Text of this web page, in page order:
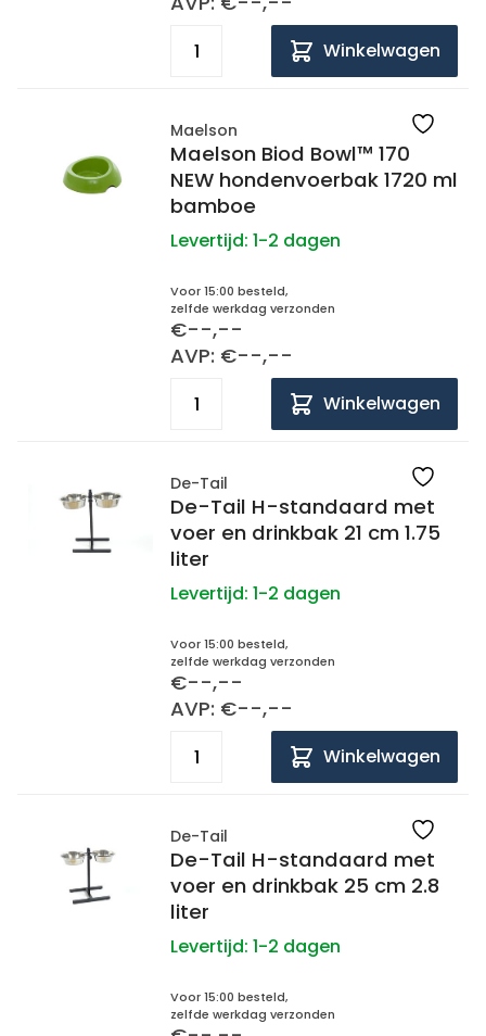
Winkelwagen
Maelson
Maelson Biod Bowl™ 170
NEW hondenvoerbak 1720 ml
bamboe
Levertijd: 1-2 dagen
Voor 15:00 besteld,
zelfde werkdag verzonden
€--,--
AVP: €--,--
Winkelwagen
De-Tail
De-Tail H-standaard met
voer en drinkbak 21 cm 1.75
liter
Levertijd: 1-2 dagen
Voor 15:00 besteld,
zelfde werkdag verzonden
€--,--
AVP: €--,--
Winkelwagen
De-Tail
De-Tail H-standaard met
voer en drinkbak 25 cm 2.8
liter
Levertijd: 1-2 dagen
Voor 15:00 besteld,
zelfde werkdag verzonden